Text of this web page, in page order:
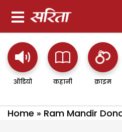
ऑडियो कहानी क्राइम
Home » Ram Mandir